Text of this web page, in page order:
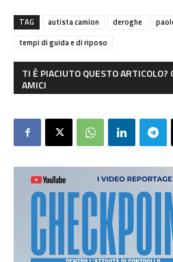
TAG autista camion deroghe
tempi di guida e di riposo
TI È PIACIUTO QUESTO
AMICI